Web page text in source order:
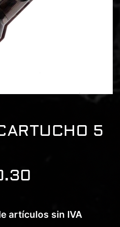
5
artículos sin IVA